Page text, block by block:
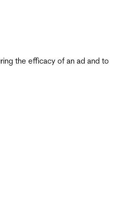
the efficacy of an ad and to